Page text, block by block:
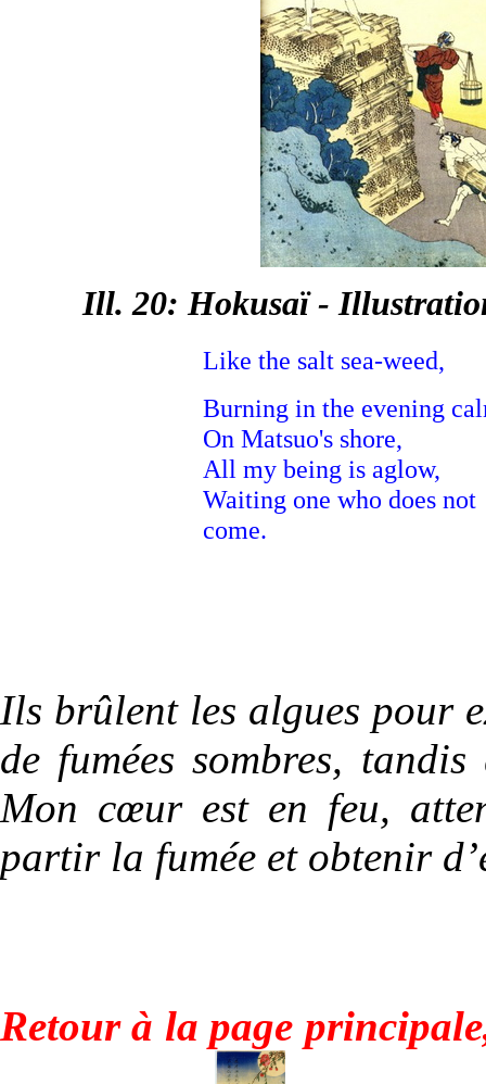
Ill. 20: Hokusaï -
Like the salt sea-weed,
Burning in the evening
On Matsuo's shore,
All my being is aglow,
Waiting one who does not
come.
Ils brûlent les algues pour
de fumées sombres,
Mon cœur est en feu,
partir la fumée et obtenir
Retour à la page